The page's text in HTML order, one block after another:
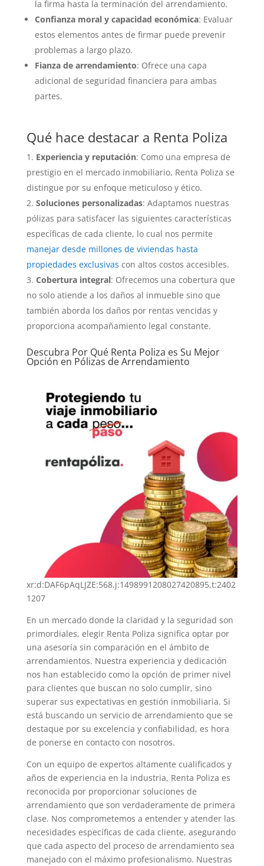
la firma hasta la terminación del arrendamiento.
Confianza moral y capacidad económica: Evaluar
estos elementos antes de firmar puede prevenir
problemas a largo plazo.
Fianza de arrendamiento: Ofrece una capa
adicional de seguridad financiera para ambas
partes.
Qué hace destacar a Renta Poliza
Experiencia y reputación: Como una empresa de
prestigio en el mercado inmobiliario, Renta Poliza se
distingue por su enfoque meticuloso y ético.
Soluciones personalizadas: Adaptamos nuestras
pólizas para satisfacer las siguientes características
específicas de cada cliente, lo cual nos permite
manejar desde millones de viviendas hasta
propiedades exclusivas con altos costos accesibles.
Cobertura integral: Ofrecemos una cobertura que
no solo atiende a los daños al inmueble sino que
también aborda los daños por rentas vencidas y
proporciona acompañamiento legal constante.
Descubra Por Qué Renta Poliza es Su Mejor
Opción en Pólizas de Arrendamiento
xr:d:DAF6pAqLJZE:568,j:1498991208027420895,t:2402
1207
En un mercado donde la claridad y la seguridad son
primordiales, elegir Renta Poliza significa optar por
una asesoría sin comparación en el ámbito de
arrendamientos. Nuestra experiencia y dedicación
nos han establecido como la opción de primer nivel
para clientes que buscan no solo cumplir, sino
superar sus expectativas en gestión inmobiliaria. Si
está buscando un servicio de arrendamiento que se
destaque por su excelencia y confiabilidad, es hora
de ponerse en contacto con nosotros.
Con un equipo de expertos altamente cualificados y
años de experiencia en la industria, Renta Poliza es
reconocida por proporcionar soluciones de
arrendamiento que son verdaderamente de primera
clase. Nos comprometemos a entender y atender las
necesidades específicas de cada cliente, asegurando
que cada aspecto del proceso de arrendamiento sea
manejado con el máximo profesionalismo. Nuestras